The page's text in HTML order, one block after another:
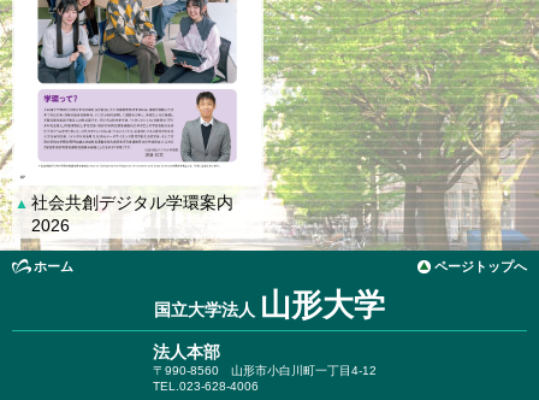
▲ 社会共創デジタル学環案内
2026
ホーム ページトップへ
国立大学法人 山形大学
法人本部
〒990-8560 山形市小白川町一丁目4-12
TEL.023-628-4006